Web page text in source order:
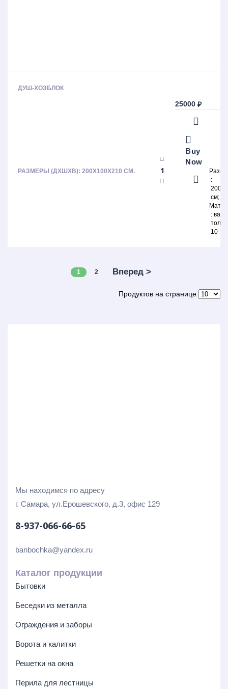
ДУШ-ХОЗБЛОК
РАЗМЕРЫ (ДХШХВ): 200Х100Х210 СМ.
25000₽
Buy
Now
см
10-
1 2 Вперед >
Продуктов на странице
Мы находимся по адресу
г. Самара, ул.Ерошевского, д.3, офис 129
8-937-066-66-65
banbochka@yandex.ru
Каталог продукции
Бытовки
Беседки из металла
Ограждения и заборы
Ворота и калитки
Решетки на окна
Перила для лестницы